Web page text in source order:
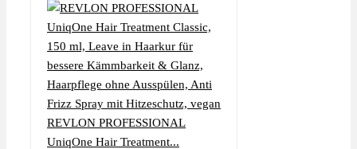
REVLON PROFESSIONAL
UniqOne Hair Treatment...